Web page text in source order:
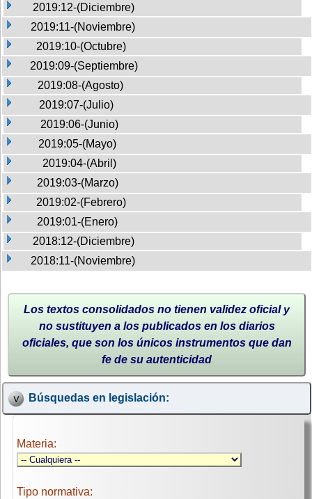
2019:12-(Diciembre)
2019:11-(Noviembre)
2019:10-(Octubre)
2019:09-(Septiembre)
2019:08-(Agosto)
2019:07-(Julio)
2019:06-(Junio)
2019:05-(Mayo)
2019:04-(Abril)
2019:03-(Marzo)
2019:02-(Febrero)
2019:01-(Enero)
2018:12-(Diciembre)
2018:11-(Noviembre)
Los textos consolidados no tienen validez oficial y
no sustituyen a los publicados en los diarios
oficiales, que son los únicos instrumentos que dan
fe de su autenticidad
Búsquedas en legislación:
Materia:
Tipo normativa: